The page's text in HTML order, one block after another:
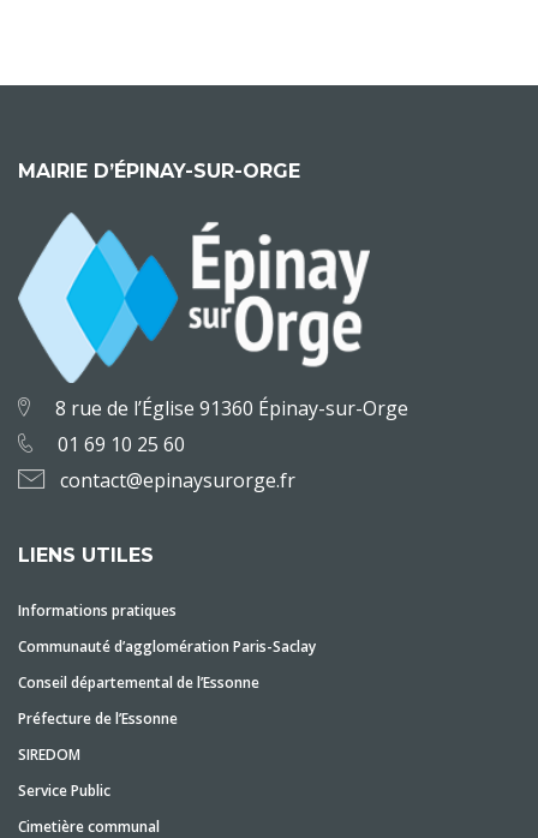
MAIRIE D’ÉPINAY-SUR-ORGE
8 rue de l’Église 91360 Épinay-sur-Orge
01 69 10 25 60
contact@epinaysurorge.fr
LIENS UTILES
Informations pratiques
Communauté d’agglomération Paris-Saclay
Conseil départemental de l’Essonne
Préfecture de l’Essonne
SIREDOM
Service Public
Cimetière communal